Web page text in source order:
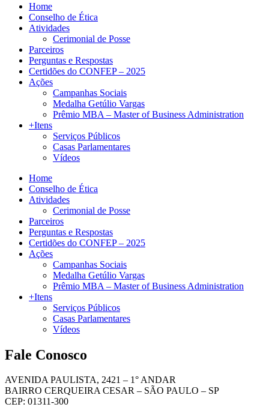
Home
Conselho de Ética
Atividades
Cerimonial de Posse
Parceiros
Perguntas e Respostas
Certidões do CONFEP – 2025
Ações
Campanhas Sociais
Medalha Getúlio Vargas
Prêmio MBA – Master of Business Administration
+Itens
Serviços Públicos
Casas Parlamentares
Vídeos
Home
Conselho de Ética
Atividades
Cerimonial de Posse
Parceiros
Perguntas e Respostas
Certidões do CONFEP – 2025
Ações
Campanhas Sociais
Medalha Getúlio Vargas
Prêmio MBA – Master of Business Administration
+Itens
Serviços Públicos
Casas Parlamentares
Vídeos
Fale Conosco
AVENIDA PAULISTA, 2421 – 1° ANDAR
BAIRRO CERQUEIRA CESAR – SÃO PAULO – SP
CEP: 01311-300